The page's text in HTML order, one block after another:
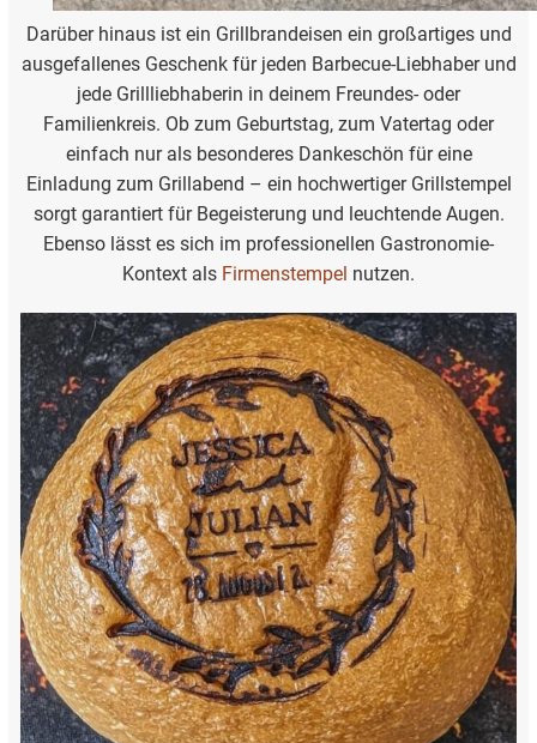
Darüber hinaus ist ein Grillbrandeisen ein großartiges und
ausgefallenes Geschenk für jeden Barbecue-Liebhaber und
jede Grillliebhaberin in deinem Freundes- oder
Familienkreis. Ob zum Geburtstag, zum Vatertag oder
einfach nur als besonderes Dankeschön für eine
Einladung zum Grillabend – ein hochwertiger Grillstempel
sorgt garantiert für Begeisterung und leuchtende Augen.
Ebenso lässt es sich im professionellen Gastronomie-
Kontext als Firmenstempel nutzen.